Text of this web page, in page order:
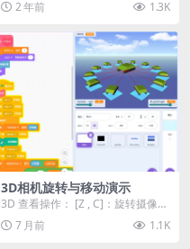
助喜羊羊躲避灰太...
2 年前 1.3K
3D相机旋转与移动演示
3D 查看操作： [Z , C]：旋转摄像机
W：向前移动 S：向后移动 A：向...
7 月前 1.1K